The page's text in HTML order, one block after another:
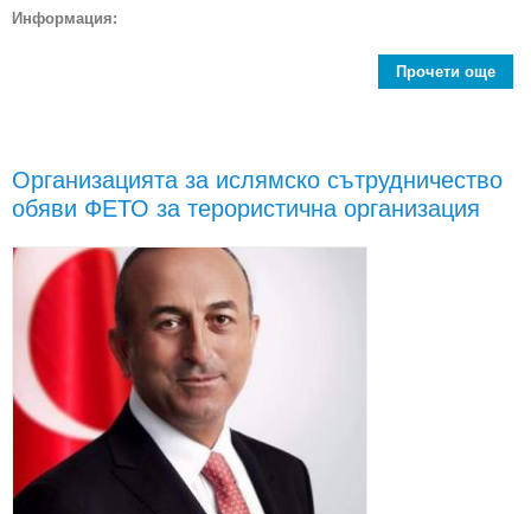
Информация:
Прочети още
Организацията за ислямско сътрудничество
обяви ФЕТО за терористична организация